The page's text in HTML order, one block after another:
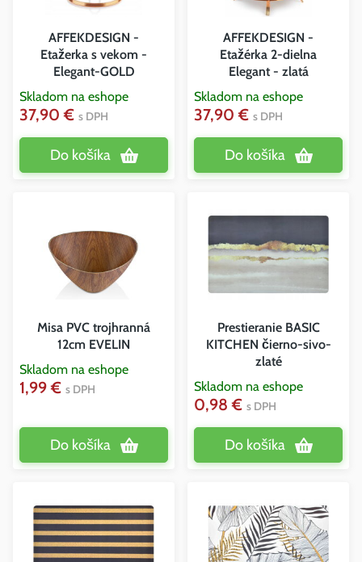
AFFEKDESIGN -
Etažerka s vekom -
Elegant-GOLD
Skladom na eshope
37,90 € s DPH
Do košíka
AFFEKDESIGN -
Etažérka 2-dielna
Elegant - zlatá
Skladom na eshope
37,90 € s DPH
Do košíka
Misa PVC trojhranná
12cm EVELIN
Skladom na eshope
1,99 € s DPH
Do košíka
Prestieranie BASIC
KITCHEN čierno-sivo-
zlaté
Skladom na eshope
0,98 € s DPH
Do košíka